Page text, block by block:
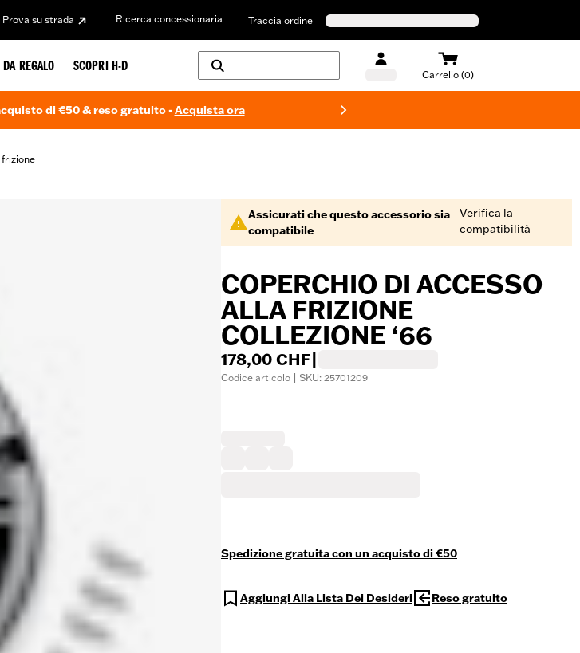
Prova su strada Ricerca concessionaria Traccia ordine
REGALO SCOPRI H-D
Carrello (0)
di €50 & reso gratuito -Acquista ora
Assicurati che questo accessorio sia
compatibile
Verifica la
compatibilità
COPERCHIO DI ACCESSO
ALLA FRIZIONE
COLLEZIONE ‘66
178,00 CHF
Codice articolo | SKU: 25701209
Spedizione gratuita con un acquisto di €50
Aggiungi Alla Lista Dei Desideri Reso gratuito